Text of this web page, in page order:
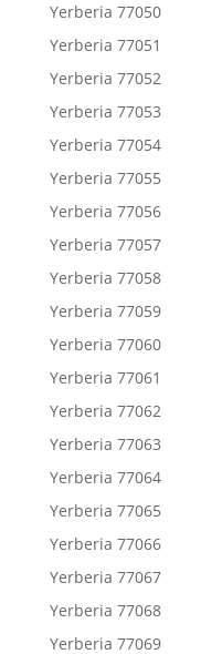
Yerberia 77050
Yerberia 77051
Yerberia 77052
Yerberia 77053
Yerberia 77054
Yerberia 77055
Yerberia 77056
Yerberia 77057
Yerberia 77058
Yerberia 77059
Yerberia 77060
Yerberia 77061
Yerberia 77062
Yerberia 77063
Yerberia 77064
Yerberia 77065
Yerberia 77066
Yerberia 77067
Yerberia 77068
Yerberia 77069